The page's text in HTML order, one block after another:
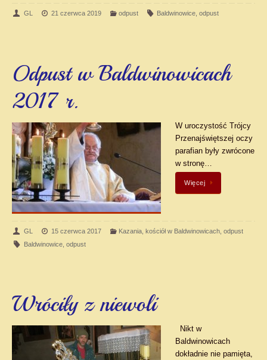
GL 21 czerwca 2019 odpust Baldwinowice ,odpust
Odpust w Baldwinowicach
2017 r.
W uroczystość Trójcy
Przenajświętszej oczy
parafian były zwrócone
w stronę…
Więcej
GL 15 czerwca 2017 Kazania, kościół w Baldwinowicach, odpust
Baldwinowice, odpust
Wróciły z niewoli
Nikt w
Baldwinowicach
dokładnie nie pamięta,